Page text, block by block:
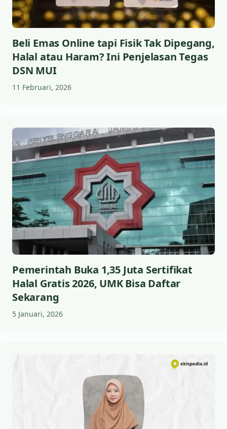
Beli Emas Online tapi Fisik Tak Dipegang,
Halal atau Haram? Ini Penjelasan Tegas
DSN MUI
11 Februari, 2026
Pemerintah Buka 1,35 Juta Sertifikat
Halal Gratis 2026, UMK Bisa Daftar
Sekarang
5 Januari, 2026